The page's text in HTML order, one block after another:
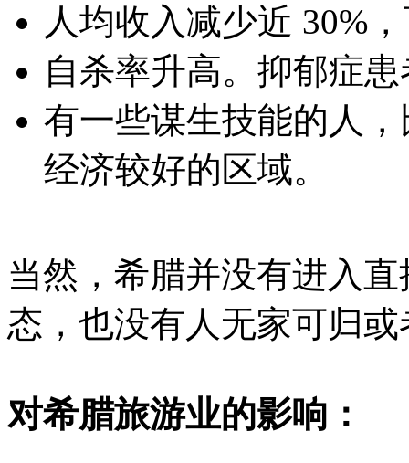
人均收入减少近 30%
自杀率升高。抑郁症
有一些谋生技能的人
经济较好的区域。
当然，希腊并没有进入
态，也没有人无家可归
对希腊旅游业的影响：